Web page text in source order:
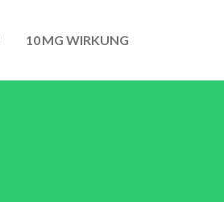
10 MG WIRKUNG